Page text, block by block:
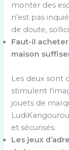
monter des
n’est pas
de doute,
Faut-il
maison
Les deux sont
stimulent
jouets de
et sécurisés.
Les jeux